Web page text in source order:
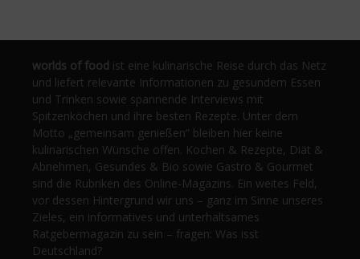
worlds of food ist eine kulinarische Reise durch das Netz
und liefert relevante Informationen zu gesundem Essen
und Trinken sowie spannende Interviews mit
Spitzenköchen und ihre besten Rezepte. Unter dem
Motto „gemeinsam genießen“ bleiben hier keine
kulinarischen Wünsche offen. Kochen & Rezepte, Diät &
Abnehmen, Gesundes & Bio sowie Gastro & Gourmet
sind die Rubriken des Online-Magazins. Ein weites Feld,
vor dessen Hintergrund wir uns – ganz im Sinne unseres
Zieles, ein informatives und unterhaltsames
Ratgebermagazin zu sein – fragen: Was isst
Deutschland?